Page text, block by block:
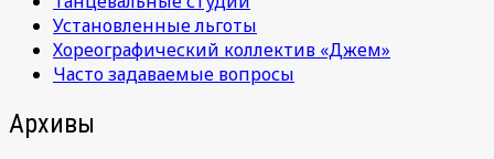
Установленные льготы
Хореографический коллектив «Джем»
Часто задаваемые вопросы
Архивы